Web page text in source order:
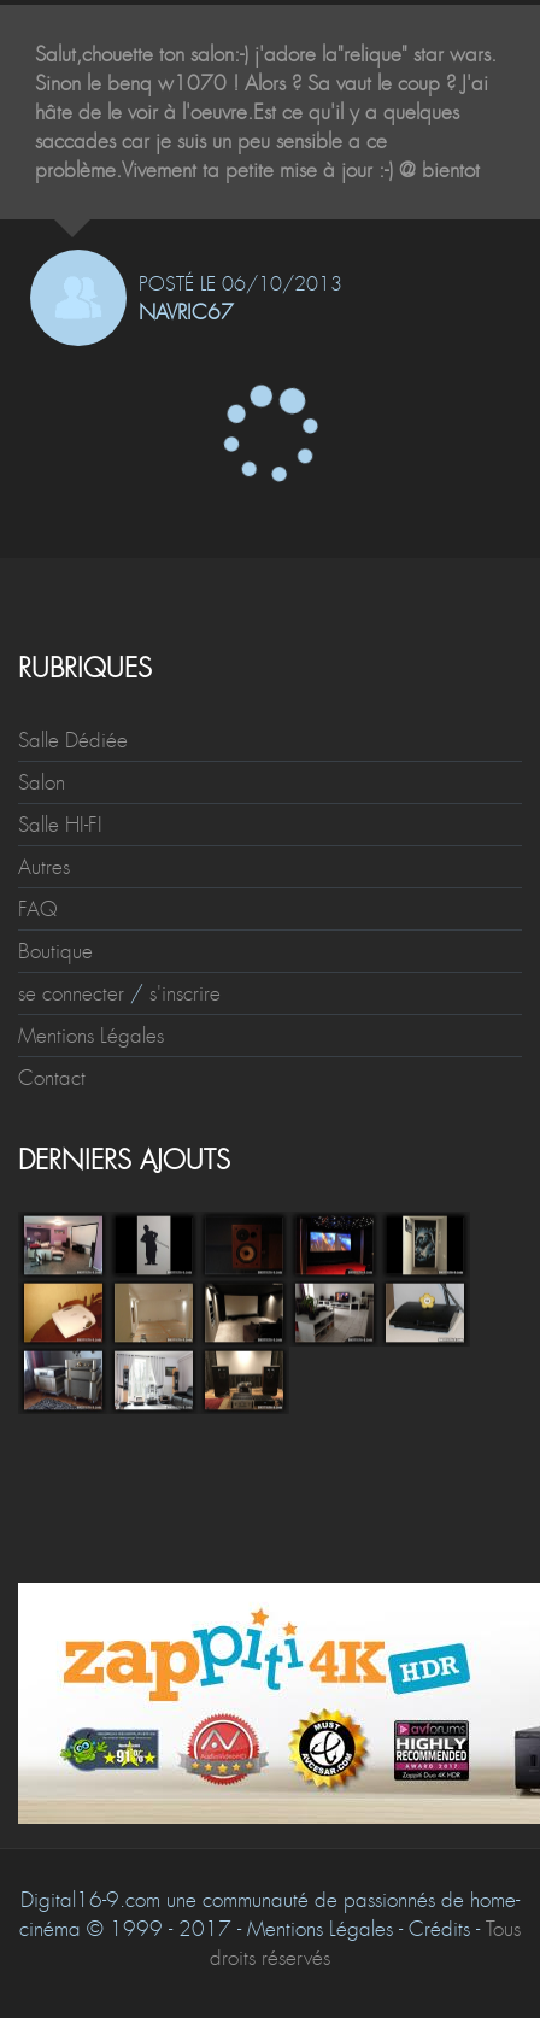
Salut,chouette ton salon:-) j'adore la"relique" star wars.
Sinon le benq w1070 ! Alors ? Sa vaut le coup ? J'ai
hâte de le voir à l'oeuvre.Est ce qu'il y a quelques
saccades car je suis un peu sensible a ce
problème.Vivement ta petite mise à jour :-) @ bientot
POSTÉ LE 06/10/2013
NAVRIC67
RUBRIQUES
Salle Dédiée
Salon
Salle HI-FI
Autres
FAQ
Boutique
se connecter / s'inscrire
Mentions Légales
Contact
DERNIERS AJOUTS
Digital16-9.com une communauté de passionnés de home-
cinéma © 1999 - 2017 - Mentions Légales - Crédits -Tous
droits réservés